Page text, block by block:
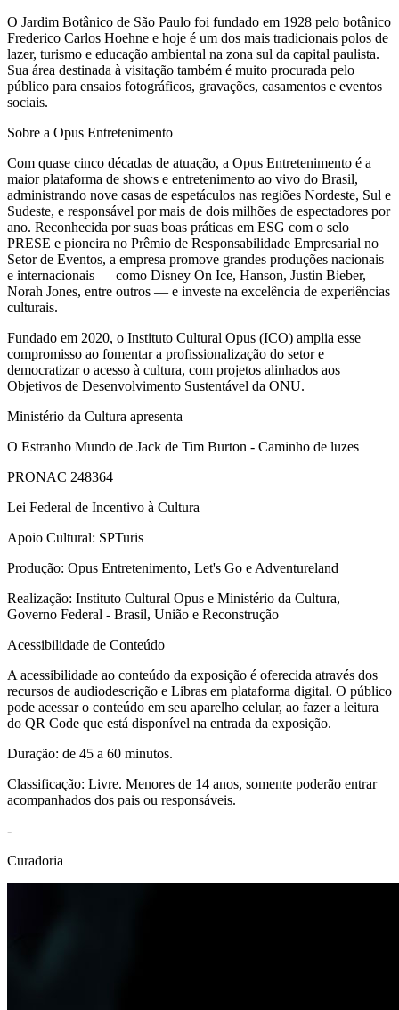
O Jardim Botânico de São Paulo foi fundado em 1928 pelo botânico
Frederico Carlos Hoehne e hoje é um dos mais tradicionais polos de
lazer, turismo e educação ambiental na zona sul da capital paulista.
Sua área destinada à visitação também é muito procurada pelo
público para ensaios fotográficos, gravações, casamentos e eventos
sociais.
Sobre a Opus Entretenimento
Com quase cinco décadas de atuação, a Opus Entretenimento é a
maior plataforma de shows e entretenimento ao vivo do Brasil,
administrando nove casas de espetáculos nas regiões Nordeste, Sul e
Sudeste, e responsável por mais de dois milhões de espectadores por
ano. Reconhecida por suas boas práticas em ESG com o selo
PRESE e pioneira no Prêmio de Responsabilidade Empresarial no
Setor de Eventos, a empresa promove grandes produções nacionais
e internacionais — como Disney On Ice, Hanson, Justin Bieber,
Norah Jones, entre outros — e investe na excelência de experiências
culturais.
Fundado em 2020, o Instituto Cultural Opus (ICO) amplia esse
compromisso ao fomentar a profissionalização do setor e
democratizar o acesso à cultura, com projetos alinhados aos
Objetivos de Desenvolvimento Sustentável da ONU.
Ministério da Cultura apresenta
O Estranho Mundo de Jack de Tim Burton - Caminho de luzes
PRONAC 248364
Lei Federal de Incentivo à Cultura
Apoio Cultural: SPTuris
Produção: Opus Entretenimento, Let's Go e Adventureland
Realização: Instituto Cultural Opus e Ministério da Cultura,
Governo Federal - Brasil, União e Reconstrução
Acessibilidade de Conteúdo
A acessibilidade ao conteúdo da exposição é oferecida através dos
recursos de audiodescrição e Libras em plataforma digital. O público
pode acessar o conteúdo em seu aparelho celular, ao fazer a leitura
do QR Code que está disponível na entrada da exposição.
Duração: de 45 a 60 minutos.
Classificação: Livre. Menores de 14 anos, somente poderão entrar
acompanhados dos pais ou responsáveis.
-
Curadoria